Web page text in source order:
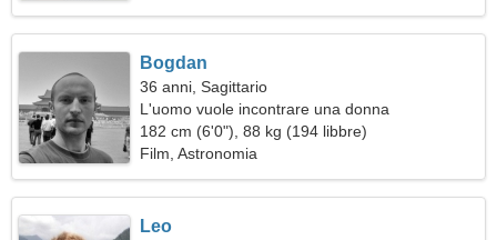
Bogdan
36 anni, Sagittario
L'uomo vuole incontrare una donna
182 cm (6'0"), 88 kg (194 libbre)
Film, Astronomia
Leo